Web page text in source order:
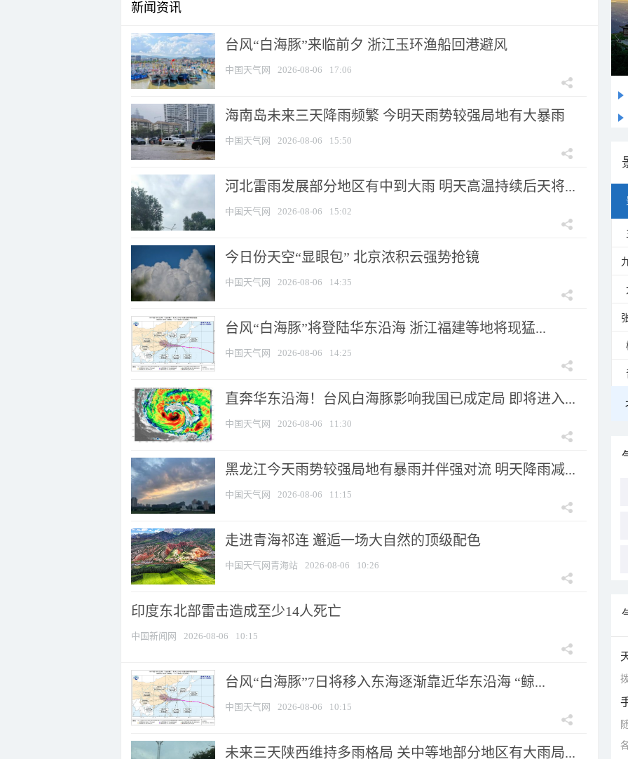
新闻资讯
台风“白海豚”来临前夕 浙江玉环渔船回港避风
中国天气网 2026-08-06 17:06
海南岛未来三天降雨频繁 今明天雨势较强局地有大暴雨
中国天气网 2026-08-06 15:50
河北雷雨发展部分地区有中到大雨 明天高温持续后天将...
中国天气网 2026-08-06 15:02
今日份天空“显眼包” 北京浓积云强势抢镜
中国天气网 2026-08-06 14:35
台风“白海豚”将登陆华东沿海 浙江福建等地将现猛...
中国天气网 2026-08-06 14:25
直奔华东沿海！台风白海豚影响我国已成定局 即将进入...
中国天气网 2026-08-06 11:30
黑龙江今天雨势较强局地有暴雨并伴强对流 明天降雨减...
中国天气网 2026-08-06 11:15
走进青海祁连 邂逅一场大自然的顶级配色
中国天气网青海站 2026-08-06 10:26
印度东北部雷击造成至少14人死亡
中国新闻网 2026-08-06 10:15
台风“白海豚”7日将移入东海逐渐靠近华东沿海 “鲸...
中国天气网 2026-08-06 10:15
未来三天陕西维持多雨格局 关中等地部分地区有大雨局...